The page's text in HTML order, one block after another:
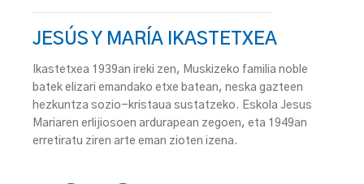
JESÚS Y MARÍA IKASTETXEA
Ikastetxea 1939an ireki zen, Muskizeko familia noble
batek elizari emandako etxe batean, neska gazteen
hezkuntza sozio-kristaua sustatzeko. Eskola Jesus
Mariaren erlijiosoen ardurapean zegoen, eta 1949an
erretiratu ziren arte eman zioten izena.